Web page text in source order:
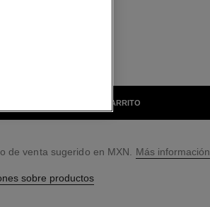
AÑADIR AL CARRITO
de venta sugerido en MXN. Más información
sobre productos